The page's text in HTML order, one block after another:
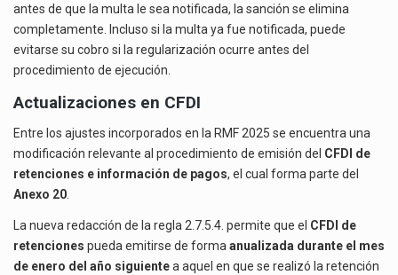
antes de que la multa le sea notificada, la sanción se elimina
completamente. Incluso si la multa ya fue notificada, puede
evitarse su cobro si la regularización ocurre antes del
procedimiento de ejecución.
Actualizaciones en CFDI
Entre los ajustes incorporados en la RMF 2025 se encuentra una
modificación relevante al procedimiento de emisión del CFDI de
retenciones e información de pagos, el cual forma parte del
Anexo 20
La nueva redacción de la regla 2.7.5.4. permite que el CFDI de
retenciones pueda emitirse de formaanualizada durante el mes
de enero del año siguientea aquel en que se realizó la retención